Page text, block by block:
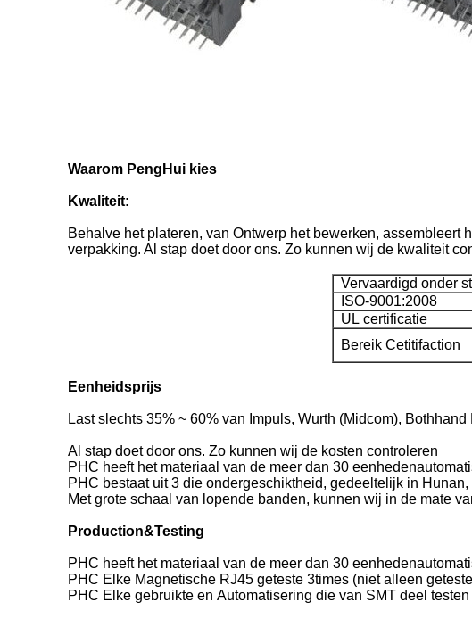
Waarom PengHui kies
Kwaliteit:
Behalve het plateren, van Ontwerp het bewerken, assembleert
verpakking. Al stap doet door ons. Zo kunnen wij de kwaliteit
Vervaardigd onder
ISO-9001:2008
UL certificatie
Bereik Cetitifaction
Eenheidsprijs
Last slechts 35% ~ 60% van Impuls, Wurth (Midcom),
Al stap doet door ons. Zo kunnen wij de kosten controleren
PHC heeft het materiaal van de meer dan 30
PHC bestaat uit 3 die ondergeschiktheid, gedeeltelijk in
Met grote schaal van lopende banden, kunnen wij in de mate
Production&Testing
PHC heeft het materiaal van de meer dan 30
PHC Elke Magnetische RJ45 geteste 3times (niet alleen
PHC Elke gebruikte en Automatisering die van SMT deel